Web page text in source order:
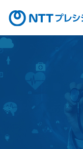
ソリューション
Genovision（ゲ
Genovision
Genovision PGx
（ゲノビジョン